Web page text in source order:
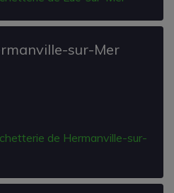
sur-Mer
de Hermanville-sur-